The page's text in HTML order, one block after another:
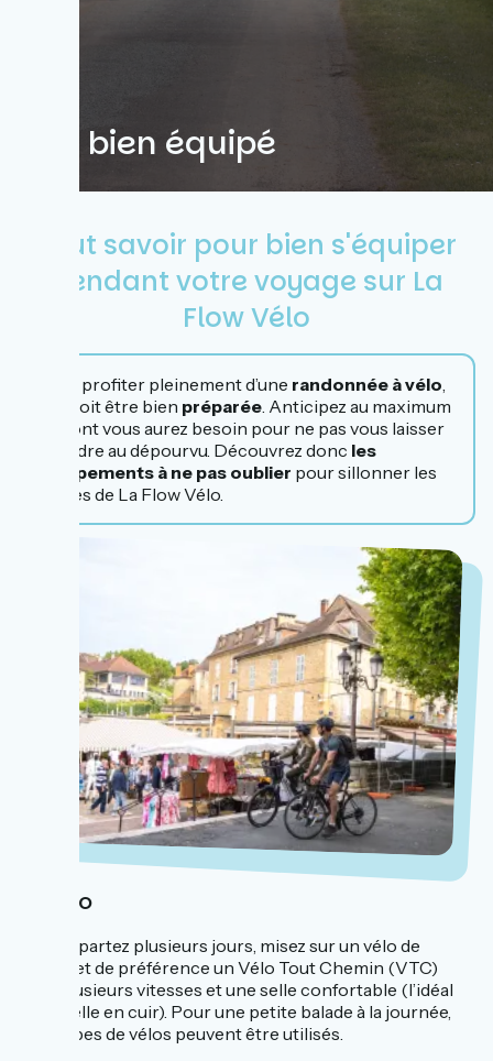
Être bien équipé
Tout savoir pour bien s'équiper
pendant votre voyage sur La
Flow Vélo
Pour profiter pleinement d’une randonnée à vélo,
elle doit être bien préparée. Anticipez au maximum
ce dont vous aurez besoin pour ne pas vous laisser
prendre au dépourvu. Découvrez donc les
équipements à ne pas oublier pour sillonner les
routes de La Flow Vélo.
Le vélo
Si vous partez plusieurs jours, misez sur un vélo de
qualité et de préférence un Vélo Tout Chemin (VTC)
avec plusieurs vitesses et une selle confortable (l’idéal
est la selle en cuir). Pour une petite balade à la journée,
tous types de vélos peuvent être utilisés.